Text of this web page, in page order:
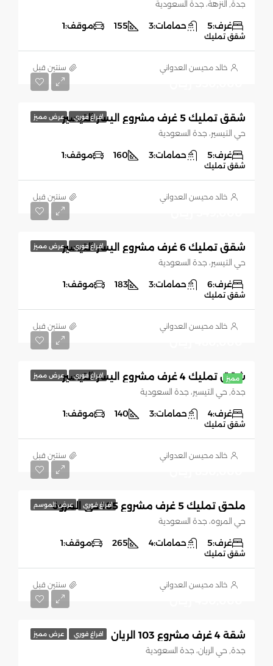
جدة, النزهة، جدة السعودية
غرف:5 حمامات:3
155 موقف:1
شقق تمليك
خالد محيسن العدواني ‏سنتين قبل
افراغ فوري عرض مميز شقق تمليك 5 غرف مشروع اليسر التيسير
حي التيسير، جدة السعودية
غرف:5 حمامات:3
160 موقف:1
شقق تمليك
خالد محيسن العدواني ‏سنتين قبل
افراغ فوري عرض مميز شقق تمليك 6 غرف مشروع اليسر التيسير
حي التيسير، جدة السعودية
غرف:6 حمامات:3
183 موقف:1
شقق تمليك
خالد محيسن العدواني ‏سنتين قبل
مميز افراغ فوري عرض مميز شقق تمليك 4 غرف مشروع اليسر التيسير
جدة, حي التيسير، جدة السعودية
غرف:4 حمامات:3
140 موقف:1
شقق تمليك
خالد محيسن العدواني ‏سنتين قبل
افراغ فوري عرض الموسم ملحق تمليك 5 غرف مشروع 105 حي المروة
حي المروه، جدة السعودية
غرف:5 حمامات:4
265 موقف:1
شقق تمليك
خالد محيسن العدواني ‏سنتين قبل
افراغ فوري عرض مميز شقة 4 غرف مشروع 103 الريان
جدة, حي الريان، جدة السعودية